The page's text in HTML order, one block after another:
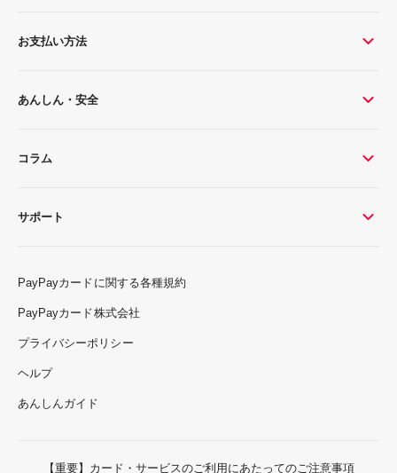
お支払い方法
あんしん・安全
コラム
サポート
PayPayカードに関する各種規約
PayPayカード株式会社
プライバシーポリシー
ヘルプ
あんしんガイド
【重要】カード・サービスのご利用にあたってのご注意事項